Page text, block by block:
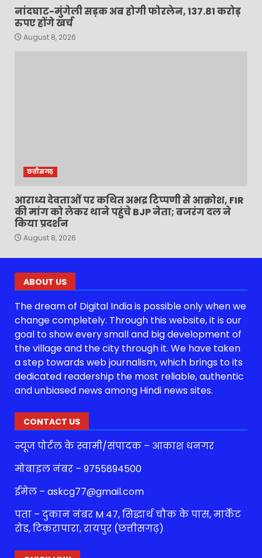
नांदघाट-मुंगेली सड़क अब होगी फोरलेन, 137.81 करोड़
रुपए होंगे खर्च
August 8, 2026
छत्तीसगढ़
आराध्य देवताओं पर कथित अभद्र टिप्पणी से आक्रोश, FIR
की मांग को लेकर थाने पहुंचे BJP नेता; बजरंग दल ने
किया प्रदर्शन
August 8, 2026
ABOUT US
The dream of Digital India is possible only when we
change completely. Through this website, it is our
goal to show every small and big development of
the village and the city through it. We have taken
a step towards web journalism, which brings to its
dedicated readership the most reliable, authentic
and unbiased news among Hindi news sites.
CONTACT US
न्यूज पोर्टल के स्वामी/संपादक – आकाश धनगर
मोबाइल नंबर – 9755894500
ईमेल – askcg77@gmail.com
पता – दुकान नंबर M 47, सिद्धार्थ चौक के पास, मार्केट
रोड, टिकरापारा, रायपुर (छत्तीसगढ़)